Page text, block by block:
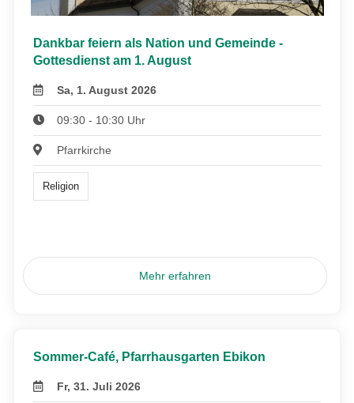
Dankbar feiern als Nation und Gemeinde -
Gottesdienst am 1. August
Sa, 1. August 2026
09:30 - 10:30 Uhr
Pfarrkirche
Religion
Mehr erfahren
Sommer-Café, Pfarrhausgarten Ebikon
Fr, 31. Juli 2026